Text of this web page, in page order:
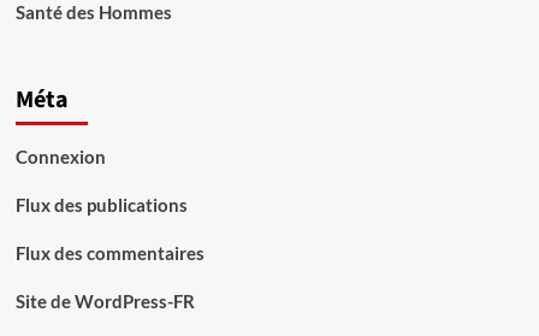
Santé des Hommes
Méta
Connexion
Flux des publications
Flux des commentaires
Site de WordPress-FR